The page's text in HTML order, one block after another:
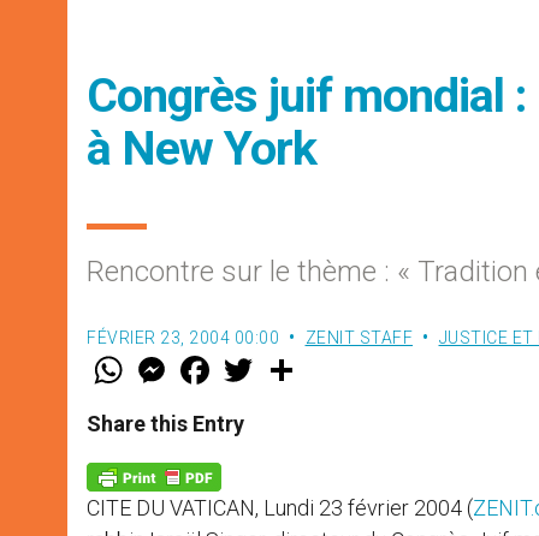
Congrès juif mondial
à New York
Rencontre sur le thème : «
FÉVRIER 23, 2004 00:00 ZENIT STAFF JUSTICE ET
W
t
s
p
p
M
e
s
e
g
e
r
F
a
e
b
k
w
Share this Entry
CITE DU VATICAN, Lundi 23 février 2004 (